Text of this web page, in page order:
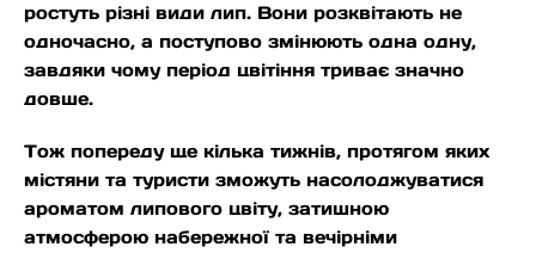
ростуть різні види лип. Вони розквітають не
одночасно, а поступово змінюють одна одну,
завдяки чому період цвітіння триває значно
довше.
Тож попереду ще кілька тижнів, протягом яких
містяни та туристи зможуть насолоджуватися
ароматом липового цвіту, затишною
атмосферою набережної та вечірніми